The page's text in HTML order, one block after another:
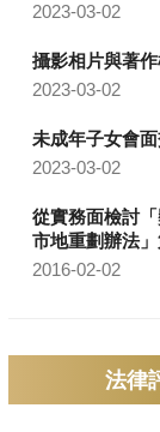
2023-03-02
攝影相片與著
2023-03-02
未成年子女會
2023-03-02
從實務面檢討
市地重劃辦法
2016-02-02
法律